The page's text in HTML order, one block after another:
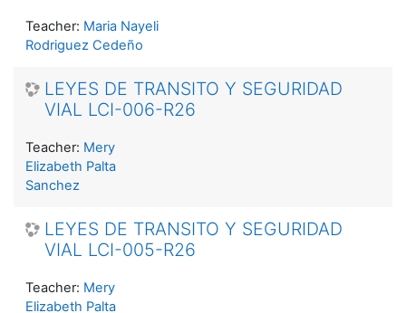
Teacher: Maria Nayeli
Rodriguez Cedeño
LEYES DE TRANSITO Y SEGURIDAD
VIAL LCI-006-R26
Teacher: Mery
Elizabeth Palta
Sanchez
LEYES DE TRANSITO Y SEGURIDAD
VIAL LCI-005-R26
Teacher: Mery
Elizabeth Palta